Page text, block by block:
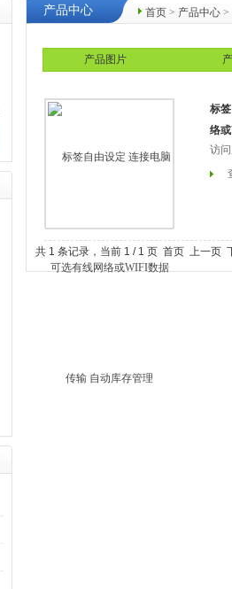
首页 > 产品中心 >
产品中心
产品图片
标
络
访
共 1 条记录，当前 1 / 1 页 首页 上一页